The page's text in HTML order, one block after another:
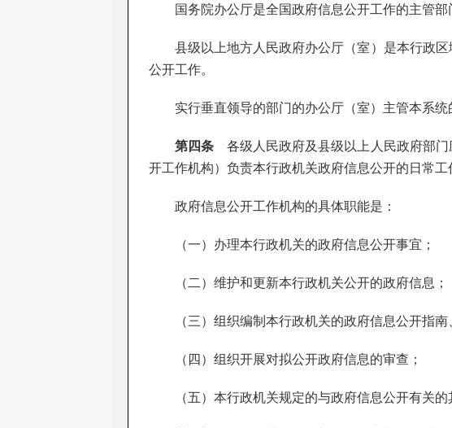
国务院办公厅是全国政府信息公开工作的主管
县级以上地方人民政府办公厅（室）是本行政
公开工作。
实行垂直领导的部门的办公厅（室）主管本系统
第四条 各级人民政府及县级以上人民政府部门
开工作机构）负责本行政机关政府信息公开的日常工
政府信息公开工作机构的具体职能是：
（一）办理本行政机关的政府信息公开事宜；
（二）维护和更新本行政机关公开的政府信息；
（三）组织编制本行政机关的政府信息公开指
（四）组织开展对拟公开政府信息的审查；
（五）本行政机关规定的与政府信息公开有关的